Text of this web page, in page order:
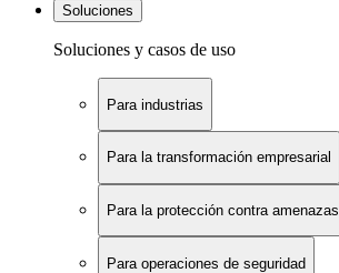
Soluciones
Soluciones y casos de uso
Para industrias
Para la transformación empresarial
Para la protección contra amenazas
Para operaciones de seguridad